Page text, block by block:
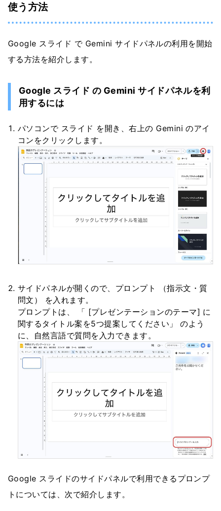
使う方法
Google スライド で Gemini サイドパネルの利用を開始
する方法を紹介します。
Google スライド の Gemini サイドパネルを利
用するには
パソコンで スライド を開き、右上の Gemini のアイ
コンをクリックします。
サイドパネルが開くので、プロンプト （指示文・質
問文） を入れます。
プロンプトは、 「 [プレゼンテーションのテーマ] に
関するタイトル案を5つ提案してください」 のよう
に、自然言語で質問を入力できます。
Google スライドのサイドパネルで利用できるプロンプ
トについては、次で紹介します。